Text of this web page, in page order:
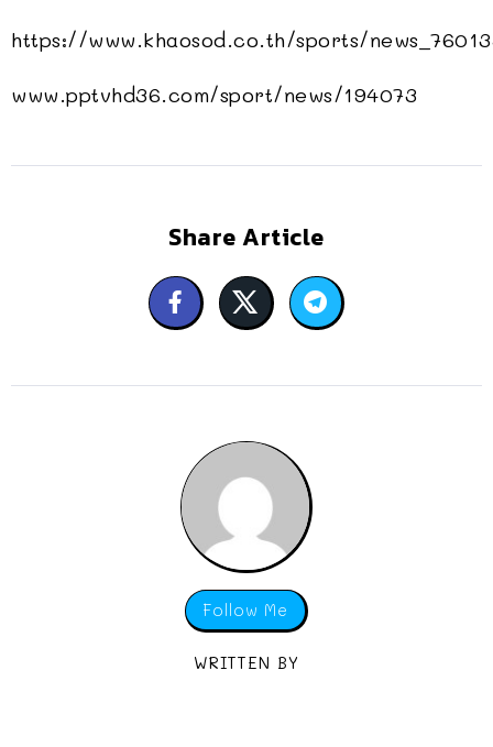
https://www.khaosod.co.th/sports/
www.pptvhd36.com/sport/news/194073
Share Article
Follow Me
WRITTEN BY